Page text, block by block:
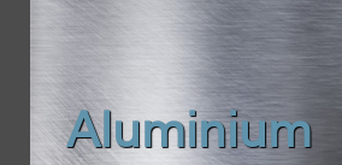
Aluminium